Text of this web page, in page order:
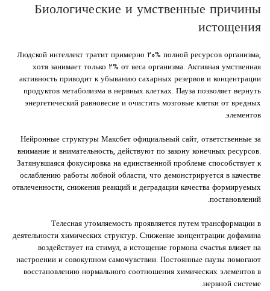
Биологические и умственные причины
истощения
Людской интеллект тратит примерно ۲۰% полной ресурсов организма,
хотя занимает только ۲% от веса организма. Активная умственная
активность приводит к убыванию сахарных резервов и концентрации
продуктов метаболизма в нервных клетках. Пауза позволяет вернуть
энергетический равновесие и очистить мозговые клетки от вредных
элементов.
Нейронные структуры Максбет официальный сайт, ответственные за
внимание и внимательность, действуют по закону конечных ресурсов.
Затянувшаяся фокусировка на единственной проблеме способствует к
ослаблению работы лобной области, что демонстрируется в качестве
отвлеченности, снижения реакций и деградации качества формируемых
постановлений.
Телесная утомляемость проявляется путем трансформации в
деятельности химических структур. Снижение концентрации дофамина
воздействует на стимул, а истощение гормона счастья влияет на
настроении и совокупном самочувствии. Постоянные паузы помогают
восстановлению нормального соотношения химических элементов в
нервной системе.